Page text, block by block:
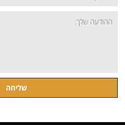
ההודעה
שלך
שליחה